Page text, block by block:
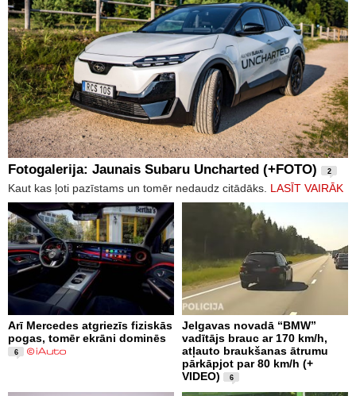
Fotogalerija: Jaunais Subaru Uncharted (+FOTO) 2
Kaut kas ļoti pazīstams un tomēr nedaudz citādāks. LASĪT VAIRĀK
Arī Mercedes atgriezīs fiziskās
pogas, tomēr ekrāni dominēs
6
Jelgavas novadā “BMW”
vadītājs brauc ar 170 km/h,
atļauto braukšanas ātrumu
pārkāpjot par 80 km/h (+
VIDEO)
6